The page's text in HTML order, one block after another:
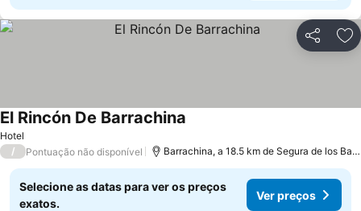
Partilhar
Hotel
El Rincón De Barrachina
/ Pontuação não disponível Barrachina, a 18.5 km de Segura de los
Selecione as datas para ver os preços
exatos.
Ver preços